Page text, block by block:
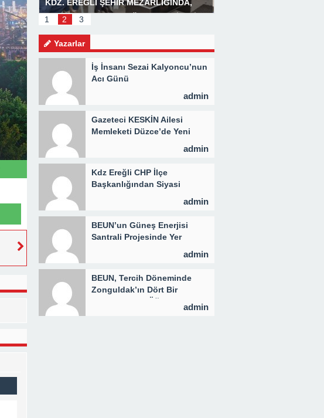
KDZ. EREĞLİ ŞEHİR MEZARLIĞINDA,
MEVLİD PROGRAMI DÜZENLENDİ 3 BİN
1
2 3
Yazarlar
İş İnsanı Sezai Kalyoncu’nun
Acı Günü
admin
Gazeteci KESKİN Ailesi
Memleketi Düzce’de Yeni
admin
Kdz Ereğli CHP İlçe
Başkanlığından Siyasi
admin
BEUN’un Güneş Enerjisi
Santrali Projesinde Yer
admin
BEUN, Tercih Döneminde
Zonguldak’ın Dört Bir
Yanında Aday Öğrencilerle
admin